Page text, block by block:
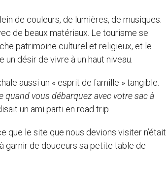
de couleurs, de lumières, de musiques.
de beaux matériaux. Le tourisme se
patrimoine culturel et religieux, et le
désir de vivre à un haut niveau.
aussi un « esprit de famille » tangible.
quand vous débarquez avec votre sac à
un ami parti en road trip.
que le site que nous devions visiter n’était
garnir de douceurs sa petite table de